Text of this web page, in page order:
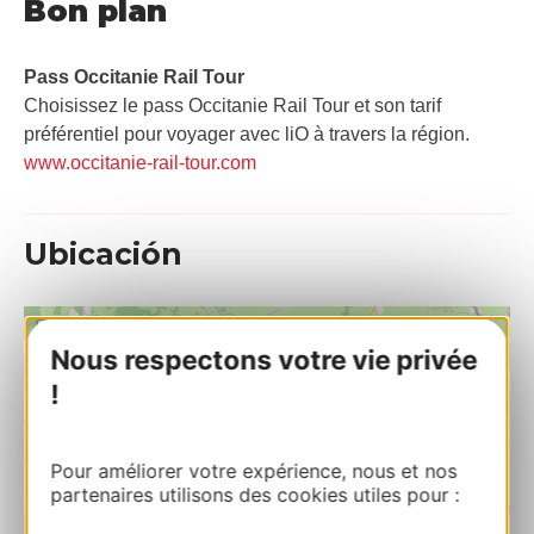
Nous respectons votre vie privée
!
Pour améliorer votre expérience, nous et nos
partenaires utilisons des cookies utiles pour :
Bon plan
Pass Occitanie Rail Tour​
Choisissez le pass Occitanie Rail Tour et son tarif
préférentiel pour voyager avec liO à travers la région.
www.occitanie-rail-tour.com
Ubicación
−